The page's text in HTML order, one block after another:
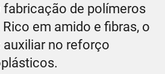
fabricação de polímeros
em amido e fibras, o
no reforço